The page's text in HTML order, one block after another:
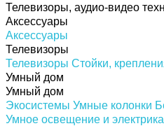
Телевизоры, аудио-видео
Аксессуары
Аксессуары
Телевизоры
Телевизоры Стойки,
Умный дом
Умный дом
Экосистемы Умные колонки
Умное освещение и электрика